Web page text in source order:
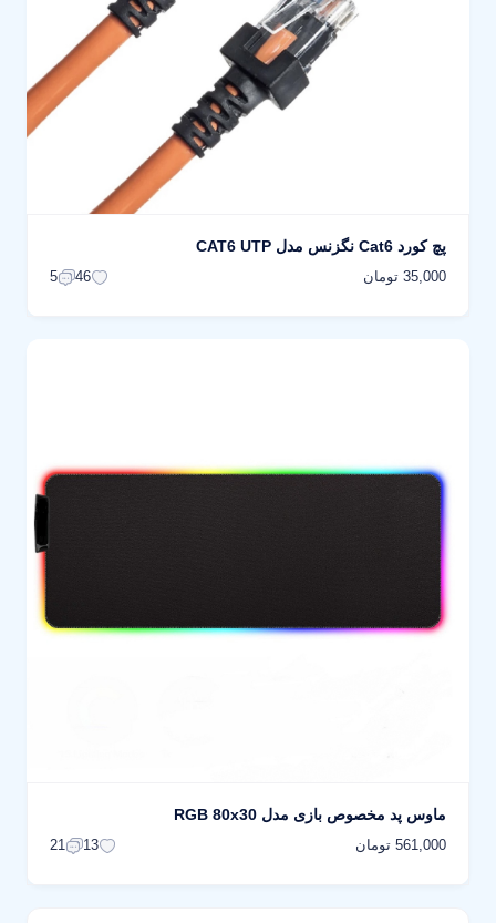
پچ کورد Cat6 نگزنس مدل CAT6 UTP
35,000 تومان 46
5
ماوس پد مخصوص بازی مدل RGB 80x30
561,000 تومان 13
21